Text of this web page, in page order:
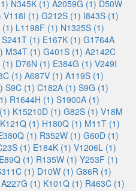
N345K (1) A2059G (1) D50W
V118I (1) G212S (1) I843S (1)
(1) L1198F (1) N1325S (1)
S241T (1) E167K (1) G1764A
M34T (1) G401S (1) A2142C
(1) D76N (1) E384G (1) V249I
(1) A687V (1) A119S (1)
S9C (1) C182A (1) S9G (1)
R1644H (1) S1900A (1)
K15210D (1) G82S (1) V18M
K121Q (1) H180Q (1) M11T (1)
(1) R352W (1) G60D (1)
(1) E184K (1) V1206L (1)
E89Q (1) R135W (1) Y253F (1)
(1) D10W (1) G86R (1)
A227G (1) K101Q (1) R463C (1)